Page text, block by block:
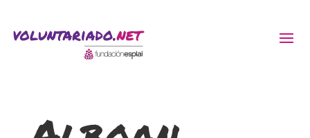
MÓN ESCOLAR